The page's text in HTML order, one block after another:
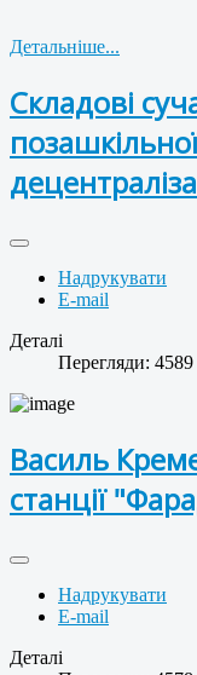
Детальніше...
Складові
Надрукувати
E-mail
Деталі
Перегляди: 4589
Василь
станції
Надрукувати
E-mail
Деталі